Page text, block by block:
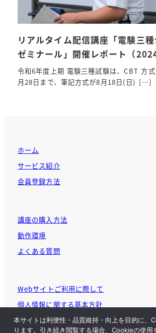
リアルタイム配信講座「電験三
ゼミナール」開催レポート（
令和6年度上期 電験三種試験は、CBT 方
月28日まで、筆記方式が8月18日(日) […]
ホーム
サービス紹介
会員登録方法
講座の購入方法
動作環境
よくある質問
Webサイトご利用に際して
個人情報に関する基本方針
本サイトは利便性・品質維持・向上を目的に、
ります。引き続き閲覧する場合、Cookieの使用